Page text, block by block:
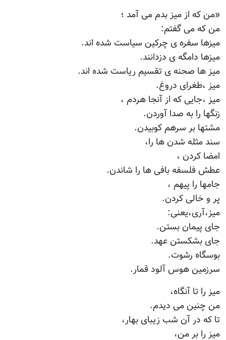
«من که از میز بدم می آمد ؛
من که می گفتم:
میزها سفره ی چرکین سیاست شده اند.
میزها دامگه ی دزدانند.
میز ها صحنه ی تقسیم ریاست شده اند.
میز ،طغرای دروغ.
میز ،جایی که از آنجا هردم ،
زنگها را به صدا آوردن.
مشتها بر سرهم کوبیدن.
سند مثله شدن ها را،
امضا کردن ،
عطش فلسفه بافی ها را شاندن.
جامها را پیهم ،
پر و خالی کردن.
میز،آری،یعنی:
جای پیمان بستن.
جای بشکستن عهد.
بوسگاه رشوت.
سرزمین هوس آلود قمار.
میز را تا آنگاه،
من چنین می دیدم.
تا که در آن شب زیبای بهار،
میز را بر من،